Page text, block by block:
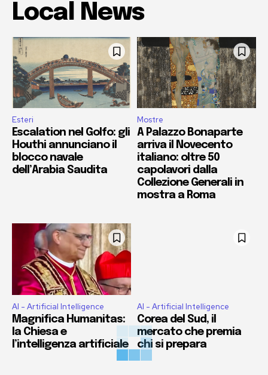
Local News
Esteri
Escalation nel Golfo: gli
Houthi annunciano il
blocco navale
dell’Arabia Saudita
Mostre
A Palazzo Bonaparte
arriva il Novecento
italiano: oltre 50
capolavori dalla
Collezione Generali in
mostra a Roma
AI - Artificial Intelligence
Magnifica Humanitas:
la Chiesa e
l’intelligenza artificiale
AI - Artificial Intelligence
Corea del Sud, il
mercato che premia
chi si prepara